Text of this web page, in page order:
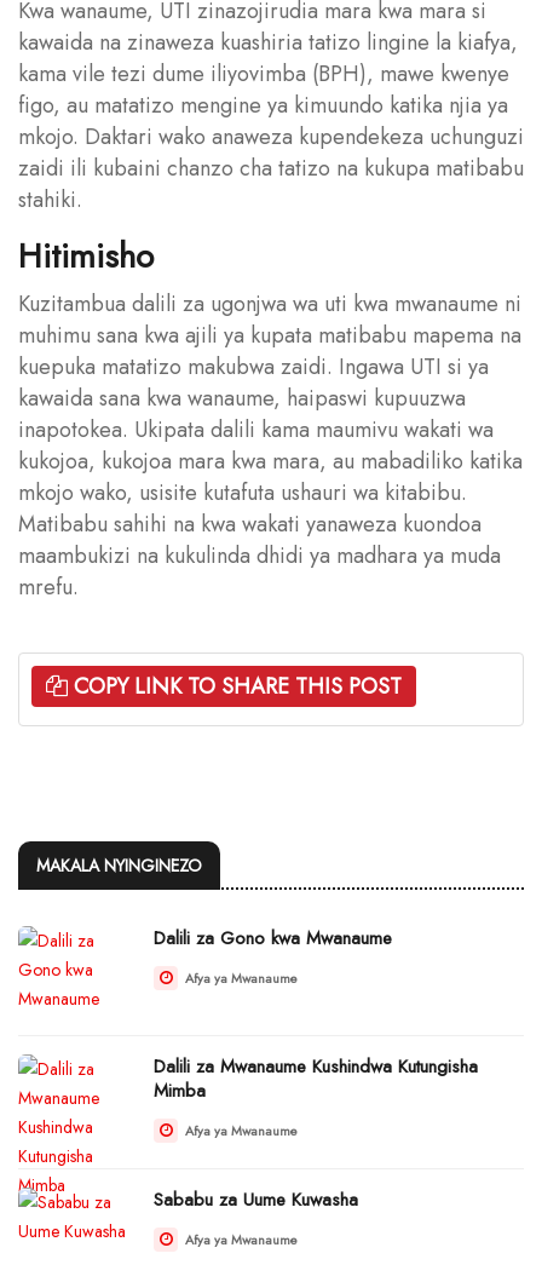
Kwa wanaume, UTI zinazojirudia mara kwa mara si
kawaida na zinaweza kuashiria tatizo lingine la kiafya,
kama vile tezi dume iliyovimba (BPH), mawe kwenye
figo, au matatizo mengine ya kimuundo katika njia ya
mkojo. Daktari wako anaweza kupendekeza uchunguzi
zaidi ili kubaini chanzo cha tatizo na kukupa matibabu
stahiki.
Hitimisho
Kuzitambua dalili za ugonjwa wa uti kwa mwanaume ni
muhimu sana kwa ajili ya kupata matibabu mapema na
kuepuka matatizo makubwa zaidi. Ingawa UTI si ya
kawaida sana kwa wanaume, haipaswi kupuuzwa
inapotokea. Ukipata dalili kama maumivu wakati wa
kukojoa, kukojoa mara kwa mara, au mabadiliko katika
mkojo wako, usisite kutafuta ushauri wa kitabibu.
Matibabu sahihi na kwa wakati yanaweza kuondoa
maambukizi na kukulinda dhidi ya madhara ya muda
mrefu.
COPY LINK TO SHARE THIS POST
MAKALA NYINGINEZO
Dalili za Gono kwa Mwanaume
Afya ya Mwanaume
Dalili za Mwanaume Kushindwa Kutungisha
Mimba
Afya ya Mwanaume
Sababu za Uume Kuwasha
Afya ya Mwanaume